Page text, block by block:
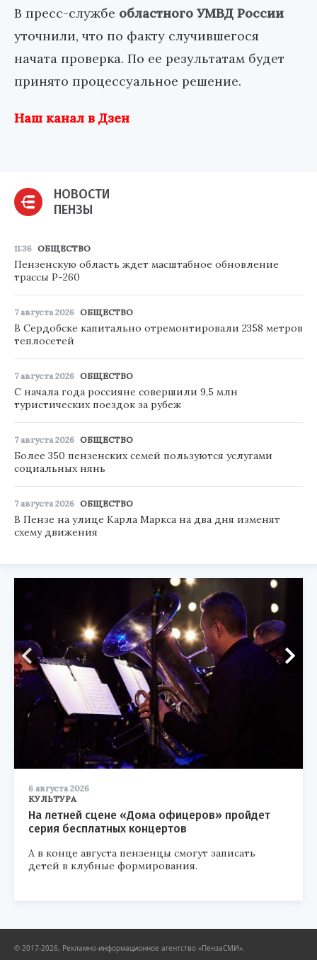
В пресс-службе областного УМВД России
уточнили, что по факту случившегося
начата проверка. По ее результатам будет
принято процессуальное решение.
Наш канал в Дзен
НОВОСТИ
ПЕНЗЫ
11:36 ОБЩЕСТВО
Пензенскую область ждет масштабное обновление
трассы Р-260
7 августа 2026 ОБЩЕСТВО
В Сердобске капитально отремонтировали 2358 метров
теплосетей
7 августа 2026 ОБЩЕСТВО
С начала года россияне совершили 9,5 млн
туристических поездок за рубеж
7 августа 2026 ОБЩЕСТВО
Более 350 пензенских семей пользуются услугами
социальных нянь
7 августа 2026 ОБЩЕСТВО
В Пензе на улице Карла Маркса на два дня изменят
схему движения
6 августа 2026
КУЛЬТУРА
На летней сцене «Дома офицеров» пройдет
серия бесплатных концертов
А в конце августа пензенцы смогут записать
детей в клубные формирования.
© 2017-2026, Рекламно-информационное агентство «ПензаСМИ».